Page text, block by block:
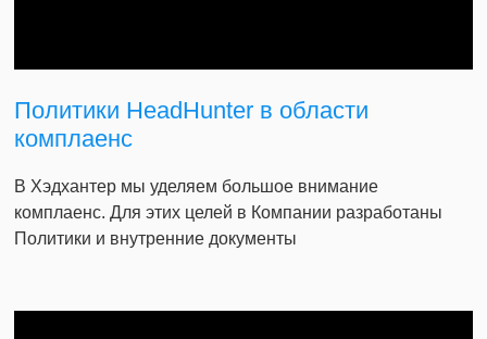
Политики HeadHunter в области
комплаенс
В Хэдхантер мы уделяем большое внимание
комплаенс. Для этих целей в Компании разработаны
Политики и внутренние документы